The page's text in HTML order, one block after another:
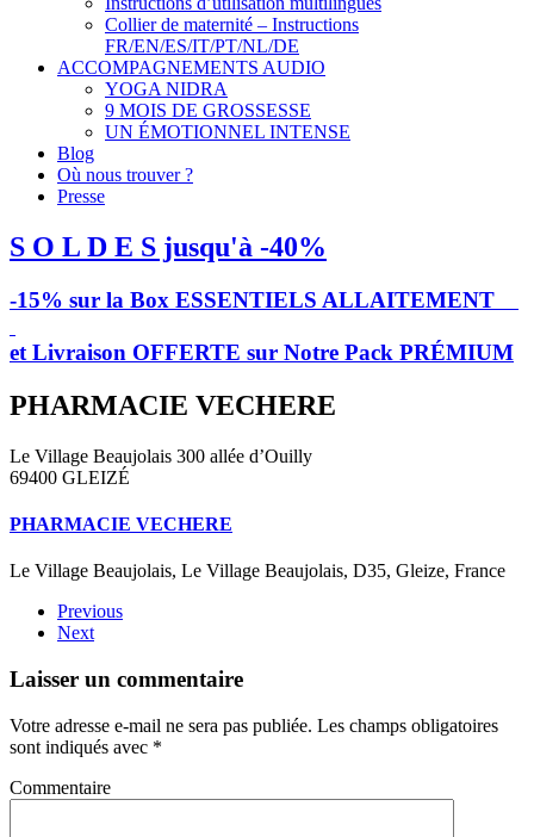
Collier de maternité – Instructions
FR/EN/ES/IT/PT/NL/DE
ACCOMPAGNEMENTS AUDIO
YOGA NIDRA
9 MOIS DE GROSSESSE
UN ÉMOTIONNEL INTENSE
Blog
Où nous trouver ?
Presse
S O L D E S jusqu'à -40%
-15% sur la Box ESSENTIELS ALLAITEMENT
et Livraison OFFERTE sur Notre Pack PRÉMIUM
PHARMACIE VECHERE
Le Village Beaujolais 300 allée d’Ouilly
69400 GLEIZÉ
PHARMACIE VECHERE
Le Village Beaujolais, Le Village Beaujolais, D35, Gleize, France
Previous
Next
Laisser un commentaire
Votre adresse e-mail ne sera pas publiée. Les champs obligatoires
sont indiqués avec *
Commentaire